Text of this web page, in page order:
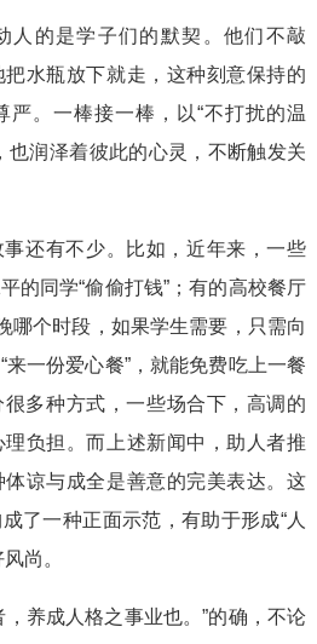
人的是学子们的默契。他们不敲
水瓶放下就走，这种刻意保持的
严。一棒接一棒，以“不打扰的温
也润泽着彼此的心灵，不断触发关
还有不少。比如，近年来，一些
的同学“偷偷打钱”；有的高校餐厅
哪个时段，如果学生需要，只需向
一份爱心餐”，就能免费吃上一餐
多种方式，一些场合下，高调的
负担。而上述新闻中，助人者推
谅与成全是善意的完美表达。这
了一种正面示范，有助于形成“人
尚。
，养成人格之事业也。”的确，不论